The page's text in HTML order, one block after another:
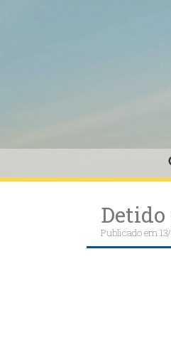
Publicado em